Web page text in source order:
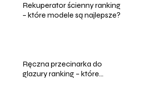
Rekuperator ścienny ranking
– które modele są najlepsze?
Ręczna przecinarka do
glazury ranking – które